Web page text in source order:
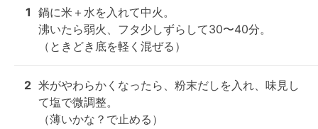
1 鍋に米＋水を入れて中火。
沸いたら弱火、フタ少しずらして30〜40分。
（ときどき底を軽く混ぜる）
2 米がやわらかくなったら、粉末だしを入れ、味見し
て塩で微調整。
（薄いかな？で止める）